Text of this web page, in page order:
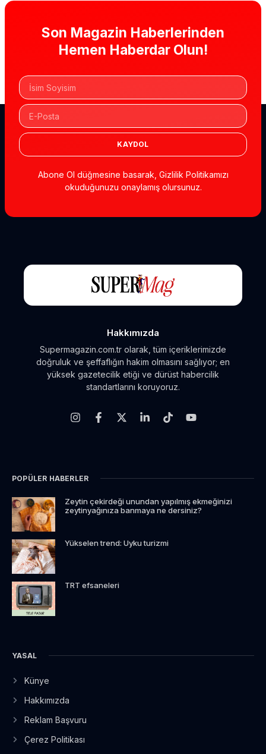
Son Magazin Haberlerinden
Hemen Haberdar Olun!
KAYDOL
Abone Ol düğmesine basarak, Gizlilik Politikamızı
okuduğunuzu onaylamış olursunuz.
Hakkımızda
Supermagazin.com.tr olarak, tüm içeriklerimizde
doğruluk ve şeffaflığın hakim olmasını sağlıyor; en
yüksek gazetecilik etiği ve dürüst habercilik
standartlarını koruyoruz.
POPÜLER HABERLER
Zeytin çekirdeği unundan yapılmış ekmeğinizi
zeytinyağınıza banmaya ne dersiniz?
Yükselen trend: Uyku turizmi
TRT efsaneleri
YASAL
Künye
Hakkımızda
Reklam Başvuru
Çerez Politikası